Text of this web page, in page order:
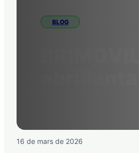
BLOG
16 de mars de 2026